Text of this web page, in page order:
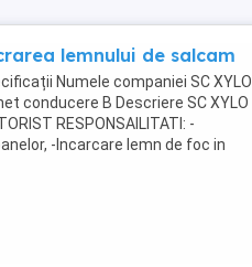
lemnului de salcam
Numele companiei SC XYLO
conducere B Descriere SC XYLO
RESPONSAILITATI: -
-Incarcare lemn de foc in
paletilor ...